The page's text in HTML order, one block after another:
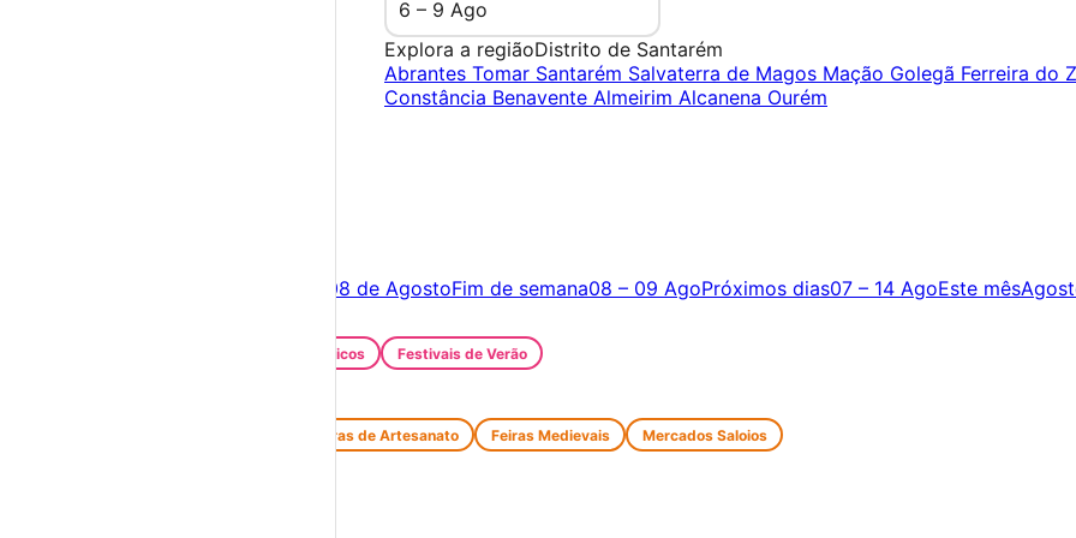
6 – 9 Ago
Explora a regiãoDistrito de Santarém
Abrantes Tomar Santarém Salvaterra de Magos Mação Golegã Ferreira do
Constância Benavente Almeirim Alcanena Ourém
08 de AgostoFim de semana08 – 09 AgoPróximos dias07 – 14 AgoEste mês
Festivais Gastronómicos Festivais de Verão
Feiras de Artesanato Feiras Medievais Mercados Saloios